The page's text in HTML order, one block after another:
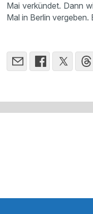
Mai verkündet. Dann
Mal in Berlin vergeben.